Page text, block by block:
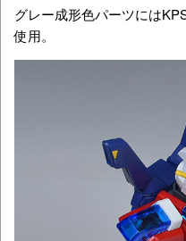
グレー成形色パーツには
使用。